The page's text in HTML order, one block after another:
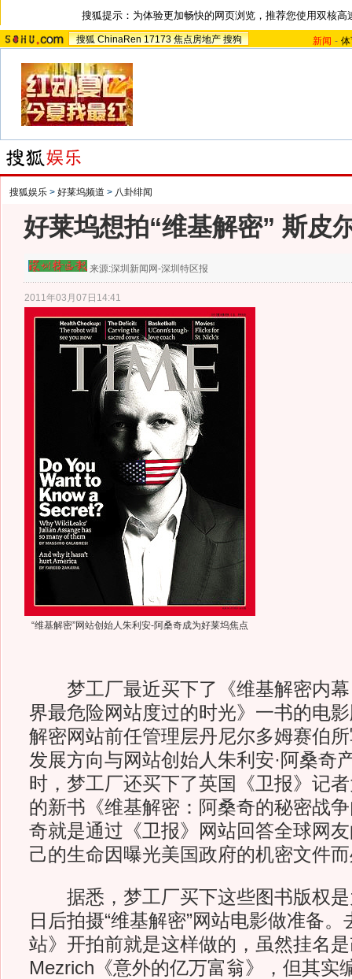
搜狐提示：为体验更加畅快的网页浏览，推荐您使用双核高
搜狐 ChinaRen 17173 焦点房地产 搜狗 新闻 -
搜狐娱乐 > 好莱坞频道 > 八卦绯闻
好莱坞想拍“维基解密” 斯皮
来源:深圳新闻网-深圳特区报
2011年03月07日14:41
“维基解密”网站创始人朱利安-阿桑奇成为好莱坞焦点
梦工厂最近买下了《维基解密内幕
界最危险网站度过的时光》一书的电
解密网站前任管理层丹尼尔多姆赛伯
发展方向与网站创始人朱利安·阿桑奇
时，梦工厂还买下了英国《卫报》记
的新书《维基解密：阿桑奇的秘密战
奇就是通过《卫报》网站回答全球网
己的生命因曝光美国政府的机密文件
据悉，梦工厂买下这些图书版权是
日后拍摄“维基解密”网站电影做准备
站》开拍前就是这样做的，虽然挂名
Mezrich《意外的亿万富翁》，但其实